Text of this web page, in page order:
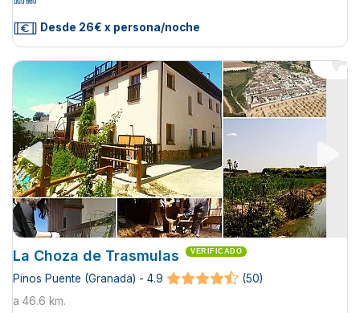
Desde 26€ x persona/noche
La Choza de Trasmulas VERIFICADO
Pinos Puente (Granada) - 4.9
(50)
a 46.6 km.